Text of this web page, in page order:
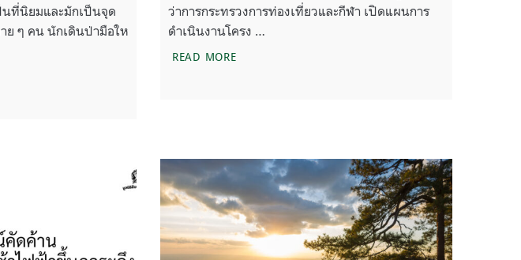
นที่นิยมและมักเป็นจุด
ย ๆ คน นักเดินป่ามือให
กระดึง’ จากงานวิจัยพบว่าอช.ภูกระดึงคืออีกหนึ่งพื้นที่ที่มีความหลากหลายทางชีวภาพสูง
ว่าการกระทรวงการท่องเที่ยวและกีฬา เปิดแผนการ
ดำเนินงานโครง …
READ MOREจับตาการสร้างกระเช้าไฟฟ้าบนอุทยานแห่งชาติภูกระดึง